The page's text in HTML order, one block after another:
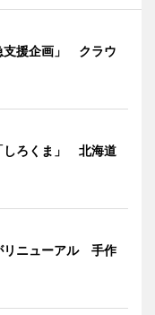
支援企画」 クラウ
しろくま」 北海道
リニューアル 手作